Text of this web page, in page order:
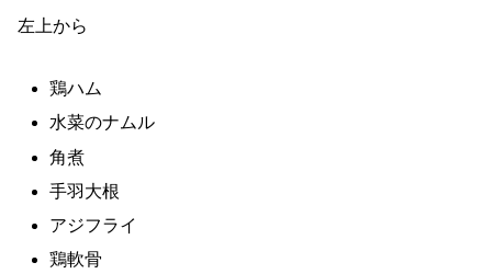
左上から
鶏ハム
水菜のナムル
角煮
手羽大根
アジフライ
鶏軟骨